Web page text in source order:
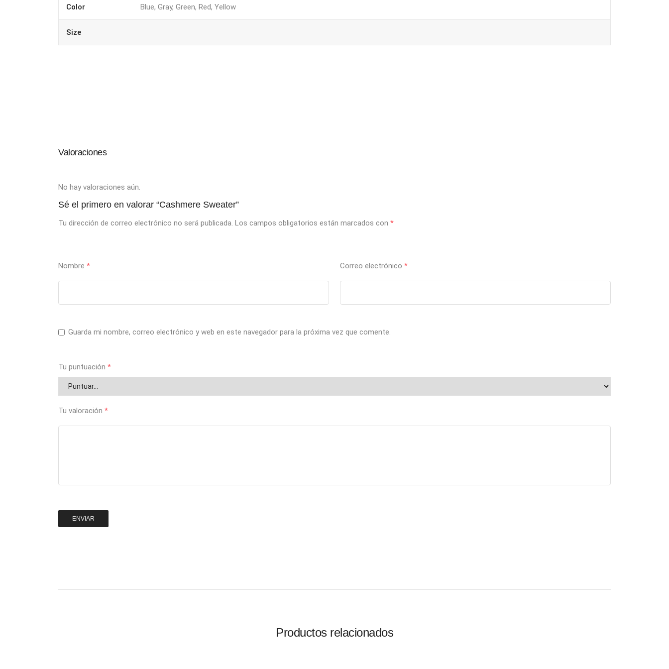
Color Blue, Gray, Green, Red, Yellow
Size
Valoraciones
No hay valoraciones aún.
Sé el primero en valorar “Cashmere Sweater”
Tu dirección de correo electrónico no será publicada. Los campos obligatorios están marcados con *
Nombre * Correo electrónico*
Guarda mi nombre, correo electrónico y web en este navegador para la próxima vez que comente.
Tu puntuación *
Tu valoración *
Productos relacionados